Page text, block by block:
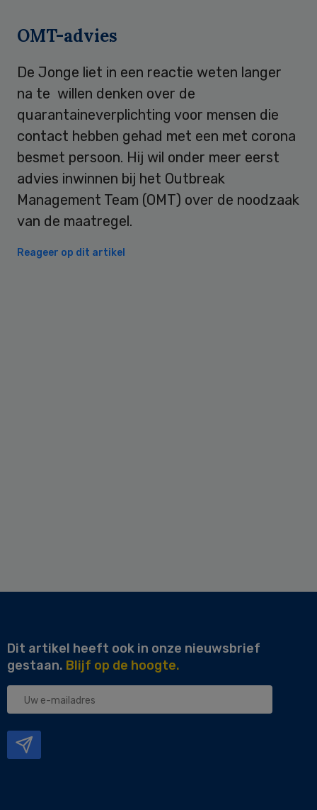
OMT-advies
De Jonge liet in een reactie weten langer
na te willen denken over de
quarantaineverplichting voor mensen die
contact hebben gehad met een met corona
besmet persoon. Hij wil onder meer eerst
advies inwinnen bij het Outbreak
Management Team (OMT) over de noodzaak
van de maatregel.
Reageer op dit artikel
Dit artikel heeft ook in onze nieuwsbrief
gestaan. Blijf op de hoogte.
Uw